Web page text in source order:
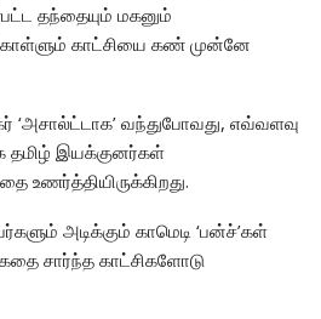
தந்தையும் மகனும்
காட்சியை கண் முன்னே
‘அசால்ட்டாக’ வந்துபோவது, எவ்வளவு
தமிழ் இயக்குனர்கள்
உணர்த்தியிருக்கிறது.
அடிக்கும் காமெடி ‘பன்ச்’கள்
சார்ந்த காட்சிகளோடு